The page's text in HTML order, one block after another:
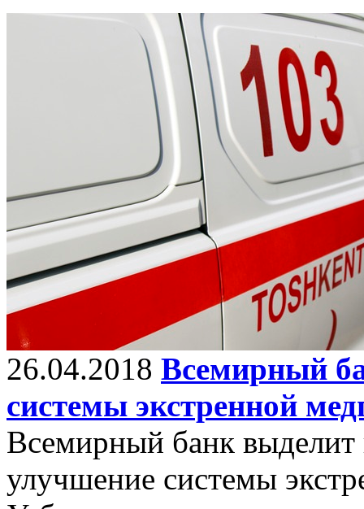
26.04.2018 Всемирный
системы экстренной
Всемирный банк выделит
улучшение системы